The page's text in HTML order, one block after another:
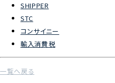
ENGLISH
SHIPPER
STC
コンサイニー
輸入消費税
一覧へ戻る